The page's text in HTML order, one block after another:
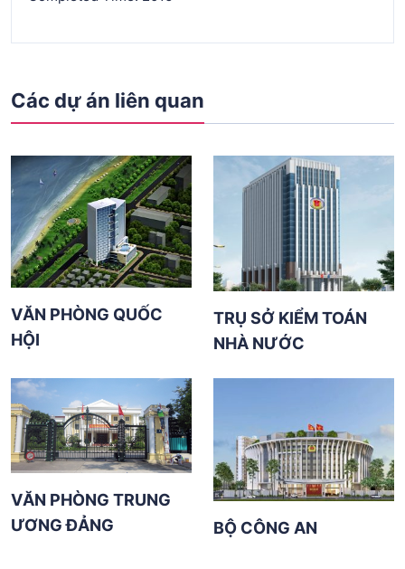
Các dự án liên quan
VĂN PHÒNG QUỐC
HỘI
TRỤ SỞ KIỂM TOÁN
NHÀ NƯỚC
VĂN PHÒNG TRUNG
ƯƠNG ĐẢNG
BỘ CÔNG AN